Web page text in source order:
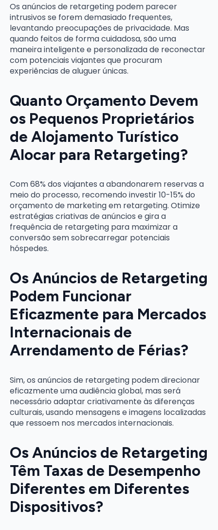
Os anúncios de retargeting podem parecer
intrusivos se forem demasiado frequentes,
levantando preocupações de privacidade. Mas
quando feitos de forma cuidadosa, são uma
maneira inteligente e personalizada de reconectar
com potenciais viajantes que procuram
experiências de aluguer únicas.
Quanto Orçamento Devem
os Pequenos Proprietários
de Alojamento Turístico
Alocar para Retargeting?
Com 68% dos viajantes a abandonarem reservas a
meio do processo, recomendo investir 10-15% do
orçamento de marketing em retargeting. Otimize
estratégias criativas de anúncios e gira a
frequência de retargeting para maximizar a
conversão sem sobrecarregar potenciais
hóspedes.
Os Anúncios de Retargeting
Podem Funcionar
Eficazmente para Mercados
Internacionais de
Arrendamento de Férias?
Sim, os anúncios de retargeting podem direcionar
eficazmente uma audiência global, mas será
necessário adaptar criativamente às diferenças
culturais, usando mensagens e imagens localizadas
que ressoem nos mercados internacionais.
Os Anúncios de Retargeting
Têm Taxas de Desempenho
Diferentes em Diferentes
Dispositivos?